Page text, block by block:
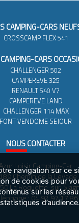
CAMPING-CARS
CROSSCAMP FLEX 541
CARS
CHALLENGER 502
CAMPEREVE 325
RENAULT 540 V7
CAMPEREVE LAND
CHALLENGER 114 MAX
FONT VENDOME SEJOUR
NOUSCONTACTER
Loisir Camping-Car
Chemin de la Levade
La Roquette-sur-
: 04 92 97 17 86
navigation sur ce
de cookies pour
sur les
d’audience.